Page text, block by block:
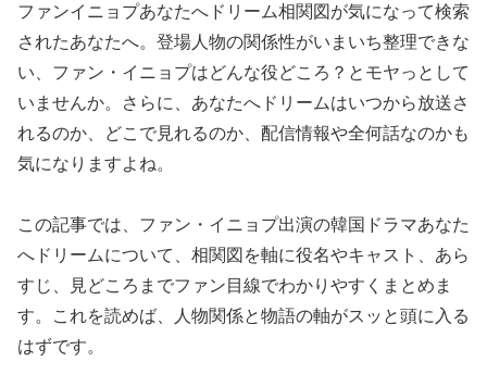
ファンイニョプあなたへドリーム相関図が気になって検索
されたあなたへ。登場人物の関係性がいまいち整理できな
い、ファン・イニョプはどんな役どころ？とモヤっとして
いませんか。さらに、あなたへドリームはいつから放送さ
れるのか、どこで見れるのか、配信情報や全何話なのかも
気になりますよね。
この記事では、ファン・イニョプ出演の韓国ドラマあなた
へドリームについて、相関図を軸に役名やキャスト、あら
すじ、見どころまでファン目線でわかりやすくまとめま
す。これを読めば、人物関係と物語の軸がスッと頭に入る
はずです。